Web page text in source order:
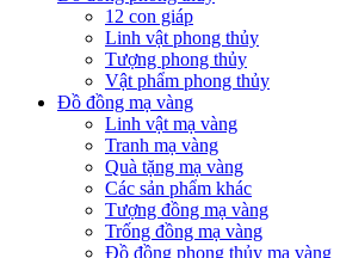
12 con giáp
Linh vật phong thủy
Tượng phong thủy
Vật phẩm phong thủy
Đồ đồng mạ vàng
Linh vật mạ vàng
Tranh mạ vàng
Quà tặng mạ vàng
Các sản phẩm khác
Tượng đồng mạ vàng
Trống đồng mạ vàng
Đồ đồng phong thủy mạ vàng